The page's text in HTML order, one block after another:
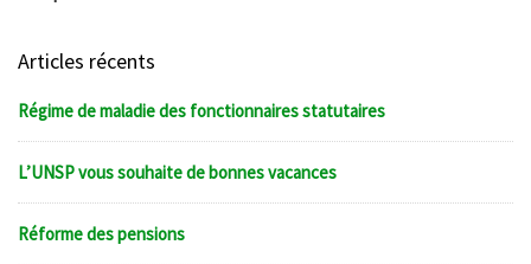
Articles récents
Régime de maladie des fonctionnaires statutaires
L’UNSP vous souhaite de bonnes vacances
Réforme des pensions